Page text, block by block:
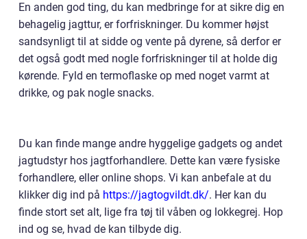
En anden god ting, du kan medbringe for at sikre dig en
behagelig jagttur, er forfriskninger. Du kommer højst
sandsynligt til at sidde og vente på dyrene, så derfor er
det også godt med nogle forfriskninger til at holde dig
kørende. Fyld en termoflaske op med noget varmt at
drikke, og pak nogle snacks.
Du kan finde mange andre hyggelige gadgets og andet
jagtudstyr hos jagtforhandlere. Dette kan være fysiske
forhandlere, eller online shops. Vi kan anbefale at du
klikker dig ind på https://jagtogvildt.dk/. Her kan du
finde stort set alt, lige fra tøj til våben og lokkegrej. Hop
ind og se, hvad de kan tilbyde dig.